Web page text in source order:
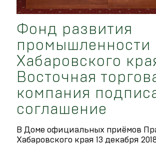
Фонд развития
промышленности
Хабаровского
Восточная
компания
соглашение
В Доме официальных приёмов
Хабаровского края 13 декабря